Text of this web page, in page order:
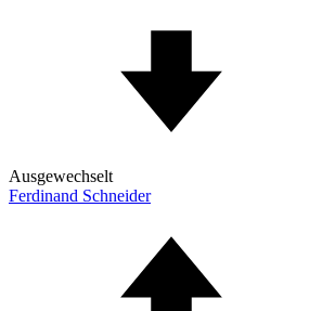
Ausgewechselt
Ferdinand Schneider